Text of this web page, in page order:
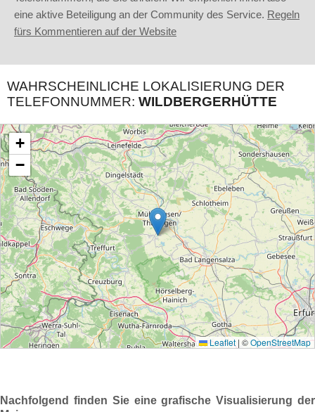
eine aktive Beteiligung an der Community des Service. Regeln
fürs Kommentieren auf der Website
WAHRSCHEINLICHE LOKALISIERUNG DER
TELEFONNUMMER: WILDBERGERHÜTTE
Nachfolgend finden Sie eine grafische Visualisierung der